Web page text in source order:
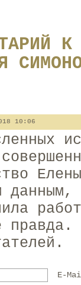
10:06
данным,
E-